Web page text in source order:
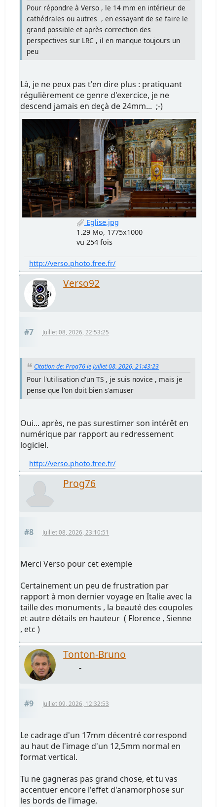
Pour répondre à Verso , le 14 mm en intérieur de
cathédrales ou autres , en essayant de se faire le
grand possible et après correction des
perspectives sur LRC , il en manque toujours un
peu
Là, je ne peux pas t'en dire plus : pratiquant
régulièrement ce genre d'exercice, je ne
descend jamais en deçà de 24mm... ;-)
Eglise.jpg
1.29 Mo, 1775x1000
vu 254 fois
http://verso.photo.free.fr/
Verso92
#7 Juillet 08, 2026, 22:53:25
Citation de: Prog76 le Juillet 08, 2026, 21:43:23
Pour l'utilisation d'un TS , je suis novice , mais je
pense que l'on doit bien s'amuser
Oui... après, ne pas surestimer son intérêt en
numérique par rapport au redressement
logiciel.
http://verso.photo.free.fr/
Prog76
#8 Juillet 08, 2026, 23:10:51
Merci Verso pour cet exemple
Certainement un peu de frustration par
rapport à mon dernier voyage en Italie avec la
taille des monuments , la beauté des coupoles
et autre détails en hauteur ( Florence , Sienne
, etc )
Tonton-Bruno
-
#9 Juillet 09, 2026, 12:32:53
Le cadrage d'un 17mm décentré correspond
au haut de l'image d'un 12,5mm normal en
format vertical.
Tu ne gagneras pas grand chose, et tu vas
accentuer encore l'effet d'anamorphose sur
les bords de l'image.